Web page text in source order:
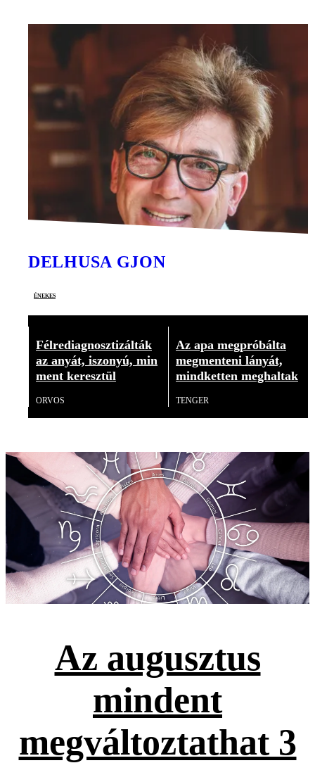
DELHUSA GJON
énekes
Félrediagnosztizálták
az anyát, iszonyú, min
ment keresztül
ORVOS
Az apa megpróbálta
megmenteni lányát,
mindketten meghaltak
TENGER
Az augusztus
mindent
megváltoztathat 3